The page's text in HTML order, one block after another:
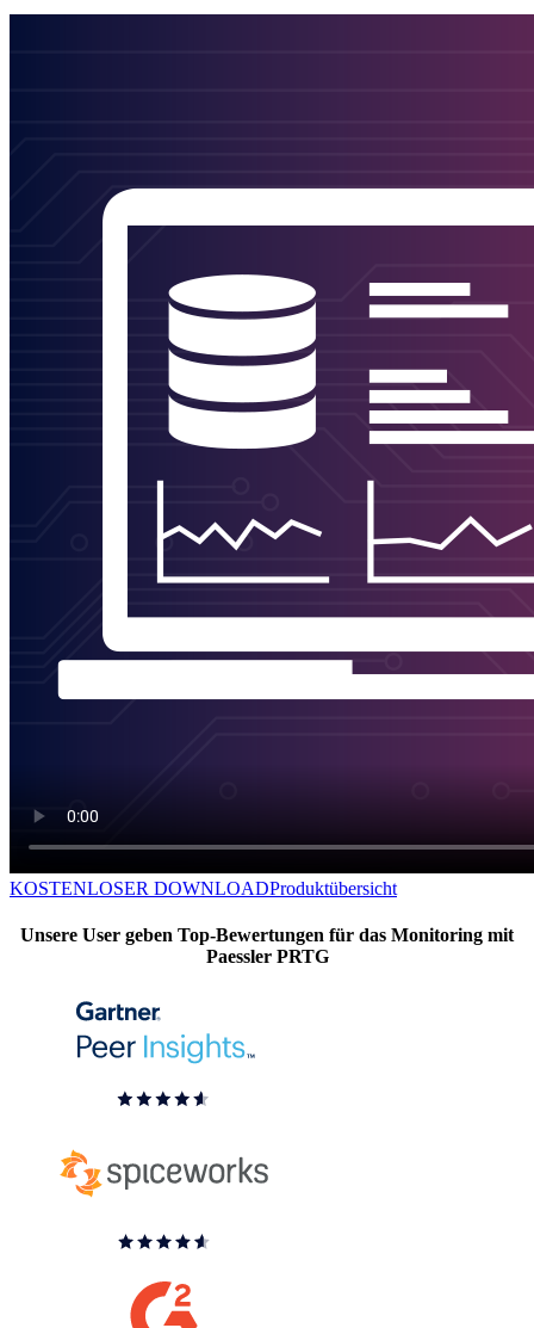
KOSTENLOSER DOWNLOADProduktübersicht
Unsere User geben Top-Bewertungen für das Monitoring mit
Paessler PRTG